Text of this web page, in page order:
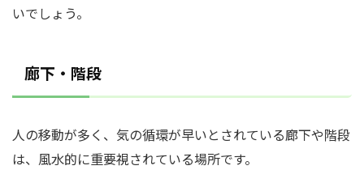
いでしょう。
廊下・階段
人の移動が多く、気の循環が早いとされている廊下や階段
は、風水的に重要視されている場所です。